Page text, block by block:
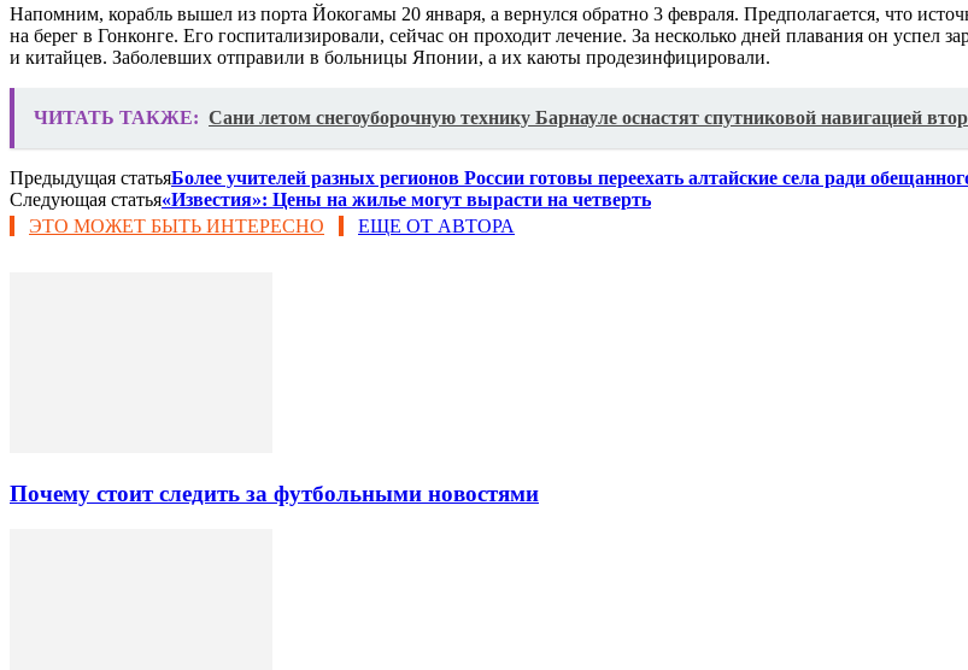
Напомним, корабль вышел из порта Йокогамы 20 января, а вернулся обратно 3 февраля. Предполагается, что
на берег в Гонконге. Его госпитализировали, сейчас он проходит лечение. За несколько дней плавания он
и китайцев. Заболевших отправили в больницы Японии, а их каюты продезинфицировали.
ЧИТАТЬ ТАКЖЕ: Сани летом снегоуборочную технику Барнауле оснастят спутниковой навигацией
Предыдущая статьяБолее учителей разных регионов России готовы переехать алтайские села ради
Следующая статья«Известия»: Цены на жилье могут вырасти на четверть
ЭТО МОЖЕТ БЫТЬ ИНТЕРЕСНО
ЕЩЕ ОТ АВТОРА
Почему стоит следить за футбольными новостями